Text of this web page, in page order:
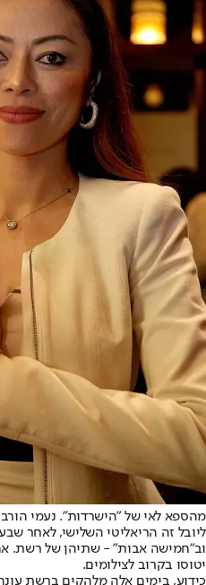
מהספא לאי של "הישרדות". נעמי
ליובל זה הריאליטי השלישי, לאחר
וב"חמישה אבות" - שתיהן של רשת.
יטוסו בקרוב לצילומים.
כידוע, בימים אלה מלהקים ברשת